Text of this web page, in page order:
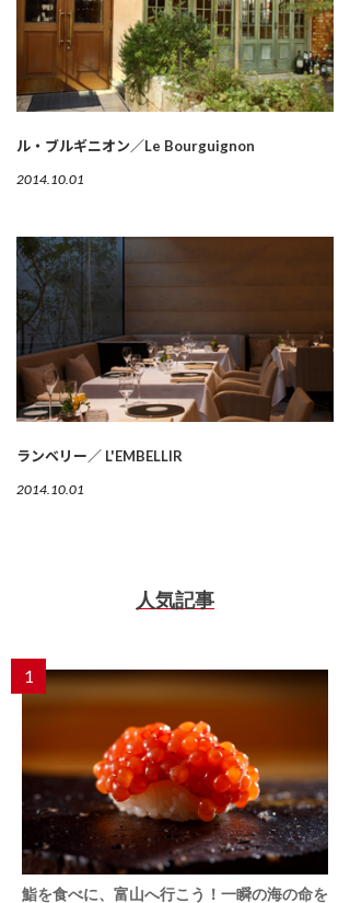
ル・ブルギニオン／Le Bourguignon
2014.10.01
ランベリー／ L'EMBELLIR
2014.10.01
人気記事
1
鮨を食べに、富山へ行こう！一瞬の海の命を